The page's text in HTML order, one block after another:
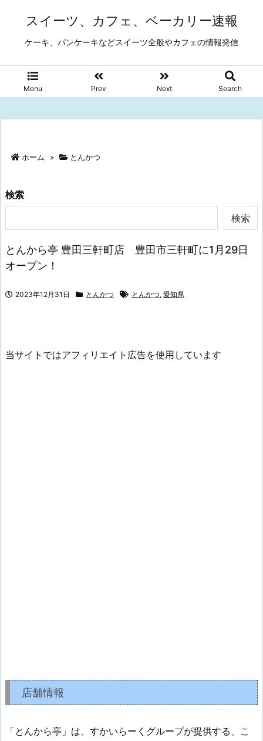
スイーツ、カフェ、ベーカリー速報
ケーキ、パンケーキなどスイーツ全般やカフェの情報発信
Menu Prev Next Search
ホーム > とんかつ
検索
検索
とんから亭 豊田三軒町店 豊田市三軒町に1月29日
オープン！
2023年12月31日 とんかつ とんかつ, 愛知県
当サイトではアフィリエイト広告を使用しています
店舗情報
「とんから亭」は、すかいらーくグループが提供する、こ